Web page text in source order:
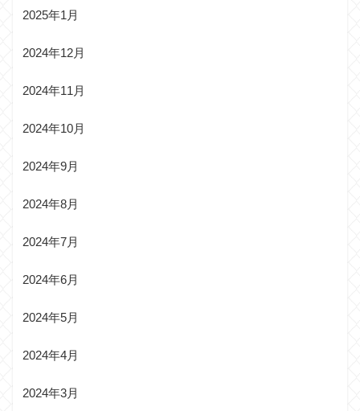
2025年1月
2024年12月
2024年11月
2024年10月
2024年9月
2024年8月
2024年7月
2024年6月
2024年5月
2024年4月
2024年3月